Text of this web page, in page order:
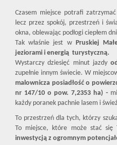
Czasem miejsce potrafi
lecz przez spokój, przestrzeń i
okna, oblewając podłogi ciepłem
Tak właśnie jest w Pruskiej
jeziorami i energią turystyczną.
Wystarczy dziesięć minut jazdy
zupełnie innym świecie. W
malownicza posiadłość o
nr 147/10 o pow.7,2353 ha) -
każdy poranek pachnie lasem i
To przestrzeń dla tych, którzy
To miejsce, które może stać się
inwestycją z ogromnym